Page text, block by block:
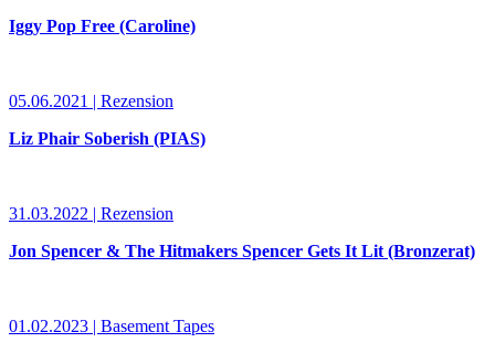
Iggy Pop Free (Caroline)
05.06.2021 | Rezension
Liz Phair Soberish (PIAS)
31.03.2022 | Rezension
Jon Spencer & The Hitmakers Spencer Gets It Lit (Bronzerat)
01.02.2023 | Basement Tapes